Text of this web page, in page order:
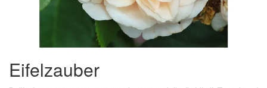
Eifelzauber